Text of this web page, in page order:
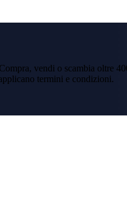
vendi o scambia oltre
termini e condizioni.